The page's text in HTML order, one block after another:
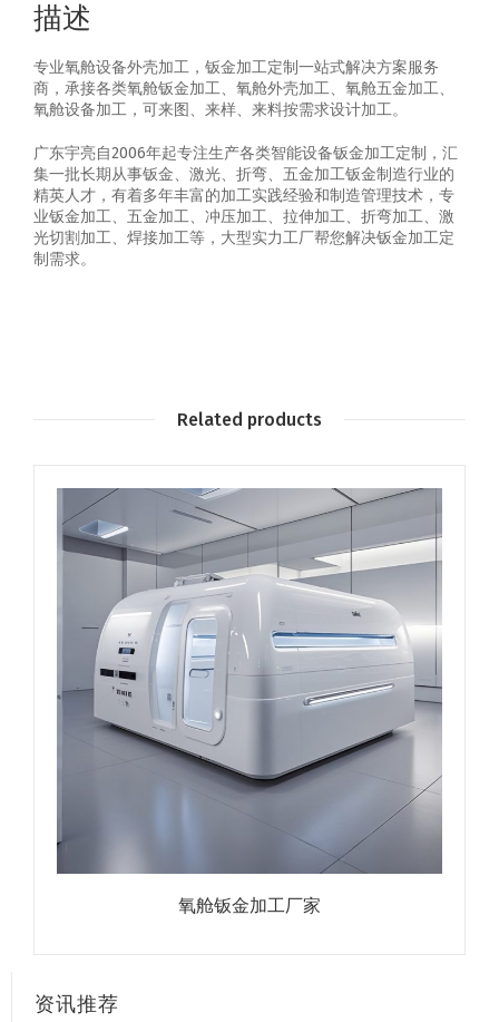
描述
专业氧舱设备外壳加工，钣金加工定制一站式解决方案服务
商，承接各类氧舱钣金加工、氧舱外壳加工、氧舱五金加工、
氧舱设备加工，可来图、来样、来料按需求设计加工。
广东宇亮自2006年起专注生产各类智能设备钣金加工定制，汇
集一批长期从事钣金、激光、折弯、五金加工钣金制造行业的
精英人才，有着多年丰富的加工实践经验和制造管理技术，专
业钣金加工、五金加工、冲压加工、拉伸加工、折弯加工、激
光切割加工、焊接加工等，大型实力工厂帮您解决钣金加工定
制需求。
Related products
氧舱钣金加工厂家
资讯推荐